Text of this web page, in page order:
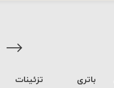
باتری تزئینات